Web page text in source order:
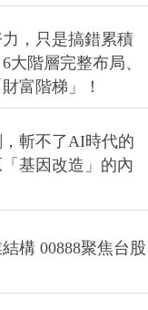
賺到錢？市場即
股連4天挑戰
新兵00403A爆量掛
，只是搞錯累積
大階層完整布局、
富階梯」！